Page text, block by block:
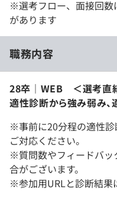
※選考フロー、面接回数
があります
職務内容
28卒｜WEB ＜選考直
適性診断から強み弱み、
※事前に20分程の適性診
ご対応ください。
※質問数やフィードバッ
合がございます。
※参加用URLと診断結果